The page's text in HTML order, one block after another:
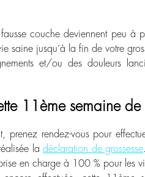
couche deviennent peu à
saine jusqu’à la fin de votre
et/ou des douleurs
11ème semaine de
prenez rendez-vous pour
ladéclaration de grossesse
en charge à 100 % pour les